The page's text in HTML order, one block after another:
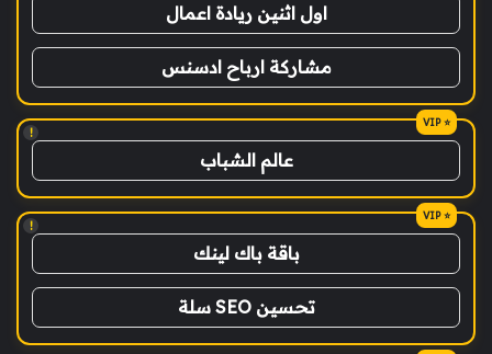
اول اثنين ريادة اعمال
مشاركة ارباح ادسنس
!
عالم الشباب
!
باقة باك لينك
تحسين SEO سلة